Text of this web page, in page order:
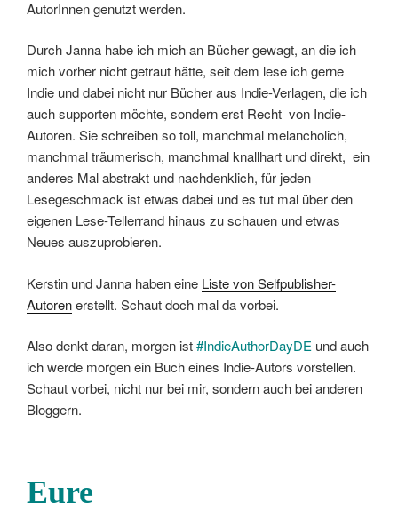
AutorInnen genutzt werden.
Durch Janna habe ich mich an Bücher gewagt, an die ich
mich vorher nicht getraut hätte, seit dem lese ich gerne
Indie und dabei nicht nur Bücher aus Indie-Verlagen, die ich
auch supporten möchte, sondern erst Recht von Indie-
Autoren. Sie schreiben so toll, manchmal melancholich,
manchmal träumerisch, manchmal knallhart und direkt, ein
anderes Mal abstrakt und nachdenklich, für jeden
Lesegeschmack ist etwas dabei und es tut mal über den
eigenen Lese-Tellerrand hinaus zu schauen und etwas
Neues auszuprobieren.
Kerstin und Janna haben eine Liste von Selfpublisher-
Autorenerstellt. Schaut doch mal da vorbei.
Also denkt daran, morgen ist#IndieAuthorDayDE und auch
ich werde morgen ein Buch eines Indie-Autors vorstellen.
Schaut vorbei, nicht nur bei mir, sondern auch bei anderen
Bloggern.
Eure